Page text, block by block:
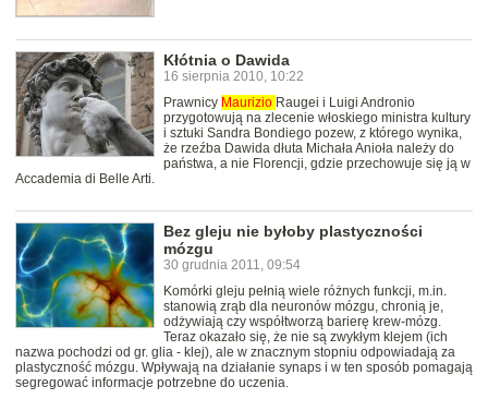
Kłótnia o Dawida
16 sierpnia 2010, 10:22
Prawnicy Maurizio Raugei i Luigi Andronio
przygotowują na zlecenie włoskiego ministra kultury
i sztuki Sandra Bondiego pozew, z którego wynika,
że rzeźba Dawida dłuta Michała Anioła należy do
państwa, a nie Florencji, gdzie przechowuje się ją w
Accademia di Belle Arti.
Bez gleju nie byłoby plastyczności
mózgu
30 grudnia 2011, 09:54
Komórki gleju pełnią wiele różnych funkcji, m.in.
stanowią zrąb dla neuronów mózgu, chronią je,
odżywiają czy współtworzą barierę krew-mózg.
Teraz okazało się, że nie są zwykłym klejem (ich
nazwa pochodzi od gr. glia - klej), ale w znacznym stopniu odpowiadają za
plastyczność mózgu. Wpływają na działanie synaps i w ten sposób pomagają
segregować informacje potrzebne do uczenia.